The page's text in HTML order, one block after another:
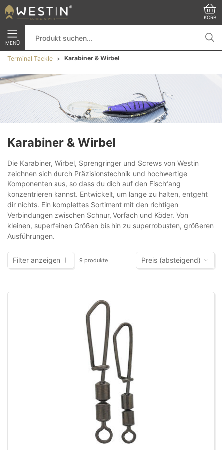
KORB
MENÜ
Terminal Tackle Karabiner & Wirbel
Karabiner & Wirbel
Die Karabiner, Wirbel, Sprengringer und Screws von Westin
zeichnen sich durch Präzisionstechnik und hochwertige
Komponenten aus, so dass du dich auf den Fischfang
konzentrieren kannst. Entwickelt, um lange zu halten, entgeht
dir nichts. Ein komplettes Sortiment mit den richtigen
Verbindungen zwischen Schnur, Vorfach und Köder. Von
kleinen, superfeinen Größen bis hin zu superrobusten, größeren
Ausführungen.
Filter anzeigen 9 produkte Preis (absteigend)